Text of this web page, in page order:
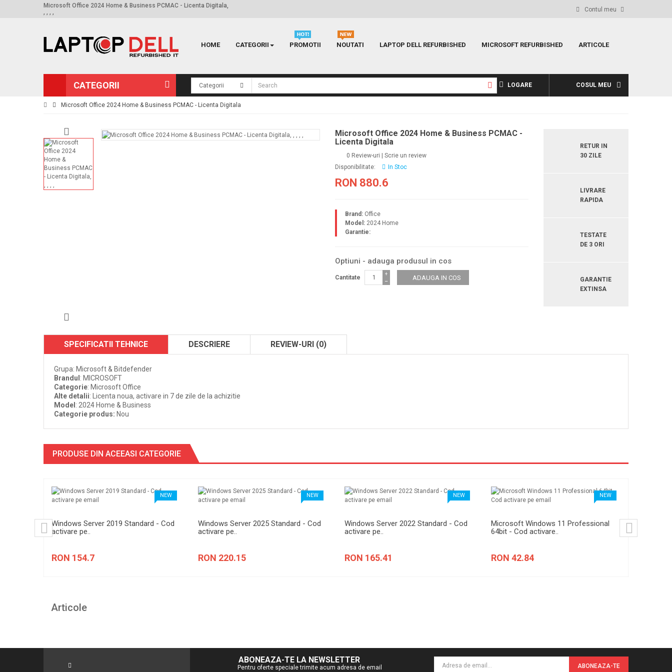
Microsoft Office 2024 Home & Business PCMAC - Licenta Digitala,
, , , ,
Contul meu
HOME CATEGORII PROMOTII NOUTATI LAPTOP DELL REFURBISHED MICROSOFT REFURBISHED ARTICOLE
CATEGORII COSUL MEU
LOGARE
Microsoft Office 2024 Home & Business PCMAC - Licenta Digitala
Microsoft Office 2024 Home & Business PCMAC -
Licenta Digitala
0 Review-uri |Scrie un review
Disponibilitate:
In Stoc
RON 880.6
Brand: Office
Model: 2024 Home
Garantie:
Optiuni - adauga produsul in cos
Cantitate −
+
RETUR IN
30 ZILE
LIVRARE
RAPIDA
TESTATE
DE 3 ORI
GARANTIE
EXTINSA
SPECIFICATII TEHNICE DESCRIERE REVIEW-URI (0)
Grupa: Microsoft & Bitdefender
Brandul : MICROSOFT
Categorie: Microsoft Office
Alte detalii: Licenta noua, activare in 7 de zile de la achizitie
Model : 2024 Home & Business
Categorie produs: Nou
PRODUSE DIN ACEEASI CATEGORIE
NEW
Windows Server 2019 Standard - Cod
activare pe..
RON 154.7
NEW
Windows Server 2025 Standard - Cod
activare pe..
RON 220.15
NEW
Windows Server 2022 Standard - Cod
activare pe..
RON 165.41
NEW
Microsoft Windows 11 Professional
64bit - Cod activare..
RON 42.84
Articole
ABONEAZA-TE LA NEWSLETTER
Pentru oferte speciale trimite acum adresa de email ABONEAZA-TE